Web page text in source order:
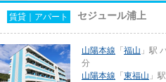
賃貸｜アパート セジュール浦上
山陽本線 「 福山 」駅
分
山陽本線 「 東福山 」